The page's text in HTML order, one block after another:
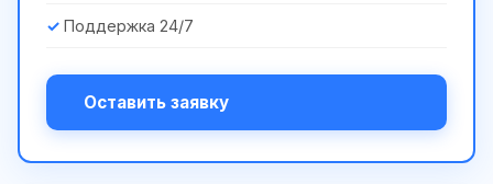
Поддержка 24/7
Оставить заявку